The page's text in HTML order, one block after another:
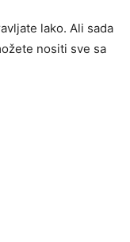
lako. Ali sada
nositi sve sa